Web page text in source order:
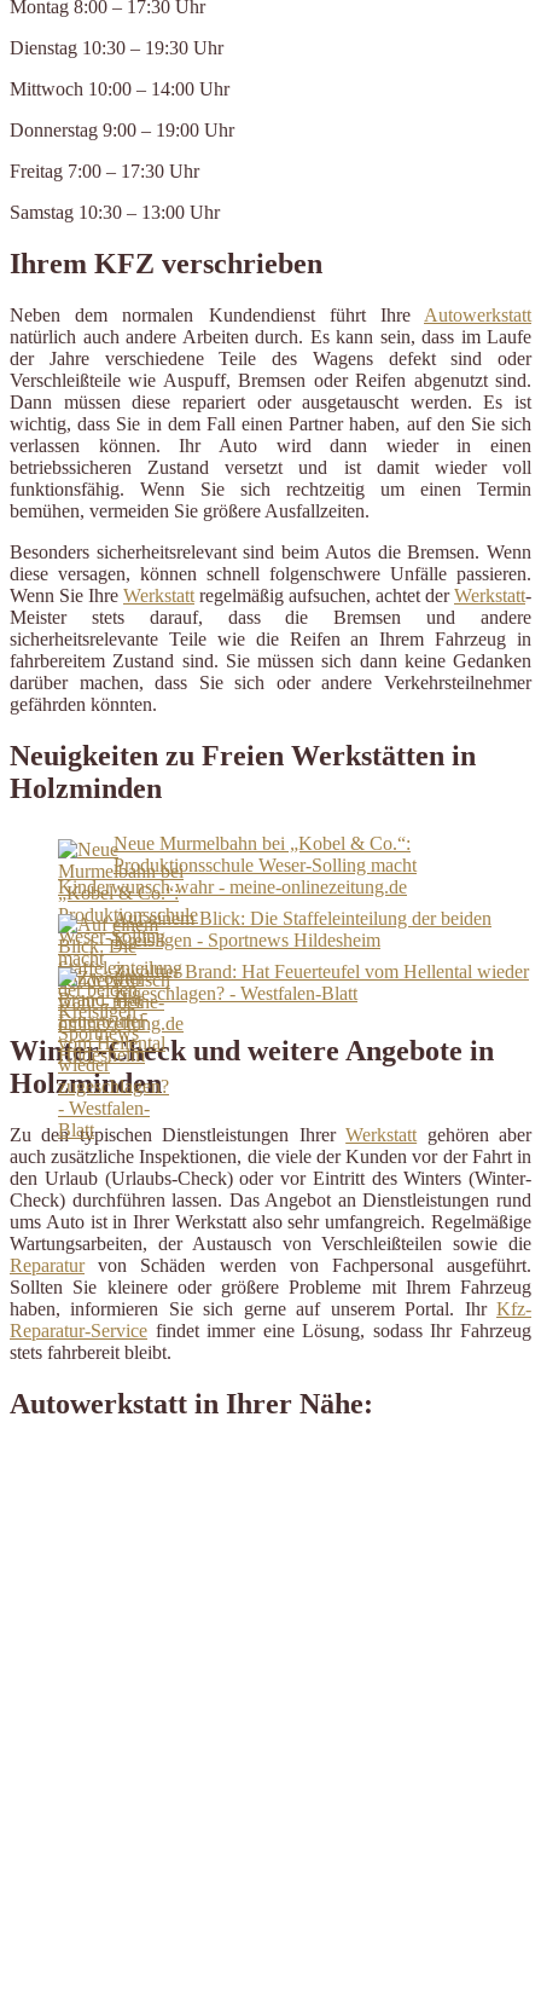
Montag 8:00 – 17:30 Uhr
Dienstag 10:30 – 19:30 Uhr
Mittwoch 10:00 – 14:00 Uhr
Donnerstag 9:00 – 19:00 Uhr
Freitag 7:00 – 17:30 Uhr
Samstag 10:30 – 13:00 Uhr
Ihrem KFZ verschrieben
Neben dem normalen Kundendienst führt Ihre Autowerkstatt
natürlich auch andere Arbeiten durch. Es kann sein, dass im Laufe
der Jahre verschiedene Teile des Wagens defekt sind oder
Verschleißteile wie Auspuff, Bremsen oder Reifen abgenutzt sind.
Dann müssen diese repariert oder ausgetauscht werden. Es ist
wichtig, dass Sie in dem Fall einen Partner haben, auf den Sie sich
verlassen können. Ihr Auto wird dann wieder in einen
betriebssicheren Zustand versetzt und ist damit wieder voll
funktionsfähig. Wenn Sie sich rechtzeitig um einen Termin
bemühen, vermeiden Sie größere Ausfallzeiten.
Besonders sicherheitsrelevant sind beim Autos die Bremsen. Wenn
diese versagen, können schnell folgenschwere Unfälle passieren.
Wenn Sie Ihre Werkstatt regelmäßig aufsuchen, achtet derWerkstatt-
Meister stets darauf, dass die Bremsen und andere
sicherheitsrelevante Teile wie die Reifen an Ihrem Fahrzeug in
fahrbereitem Zustand sind. Sie müssen sich dann keine Gedanken
darüber machen, dass Sie sich oder andere Verkehrsteilnehmer
gefährden könnten.
Neuigkeiten zu Freien Werkstätten in
Holzminden
Neue Murmelbahn bei „Kobel & Co.“:
Produktionsschule Weser-Solling macht
Kinderwunsch wahr - meine-onlinezeitung.de
Auf einem Blick: Die Staffeleinteilung der beiden
Kreisligen - Sportnews Hildesheim
Zwölfter Brand: Hat Feuerteufel vom Hellental wieder
zugeschlagen? - Westfalen-Blatt
Winter-Check und weitere Angebote in
Holzminden
Zu den typischen Dienstleistungen IhrerWerkstatt gehören aber
auch zusätzliche Inspektionen, die viele der Kunden vor der Fahrt in
den Urlaub (Urlaubs-Check) oder vor Eintritt des Winters (Winter-
Check) durchführen lassen. Das Angebot an Dienstleistungen rund
ums Auto ist in Ihrer Werkstatt also sehr umfangreich. Regelmäßige
Wartungsarbeiten, der Austausch von Verschleißteilen sowie die
Reparaturvon Schäden werden von Fachpersonal ausgeführt.
Sollten Sie kleinere oder größere Probleme mit Ihrem Fahrzeug
haben, informieren Sie sich gerne auf unserem Portal. Ihr Kfz-
Reparatur-Service findet immer eine Lösung, sodass Ihr Fahrzeug
stets fahrbereit bleibt.
Autowerkstatt in Ihrer Nähe: